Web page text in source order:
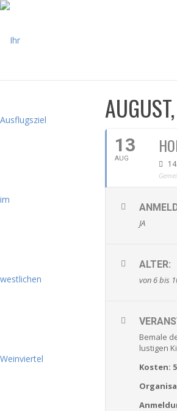
13
AUG
JA
ALTER:
von 6 bis
Bemale
lustigen
Kosten: